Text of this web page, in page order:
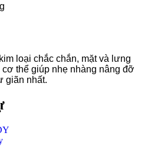
loại chắc chắn, mặt và lưng
thể giúp nhẹ nhàng nâng đỡ
giãn nhất.